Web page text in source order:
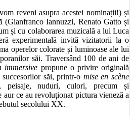
reveni asupra acestei nominații!) și
(Gianfranco Iannuzzi, Renato Gatto și
și cu colaborarea muzicală a lui Luca
experimentală invită vizitatorii la o
operelor colorate și luminoase ale lui
săi. Traversând 100 de ani de
immersive propune o privire originală
săi, printr-o mise en scène
peisaje, nuduri, culori, precum și
ce au revoluționat pictura vieneză a
secolului XX.